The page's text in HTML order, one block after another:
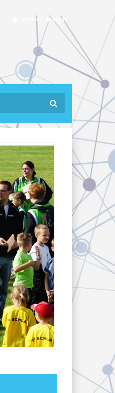
Register Login